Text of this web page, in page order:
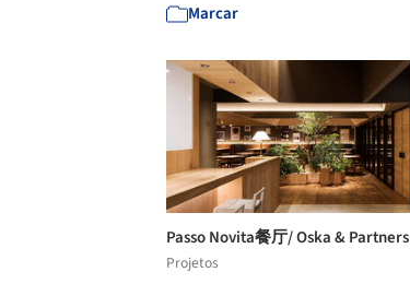
Marcar
Passo Novita餐厅/ Oska & Partners
Projetos